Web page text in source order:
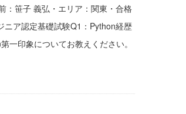
：笹子 義弘・エリア：関東・合格
ニア認定基礎試験Q1：Python経歴
一印象についてお教えください。